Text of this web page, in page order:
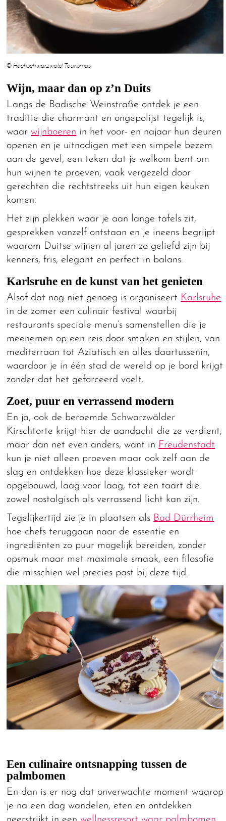
© Hochschwarzwald Tourismus
Wijn, maar dan op z’n Duits
Langs de Badische Weinstraße ontdek je een
traditie die charmant en ongepolijst tegelijk is,
waarwijnboeren in het voor- en najaar hun deuren
openen en je uitnodigen met een simpele bezem
aan de gevel, een teken dat je welkom bent om
hun wijnen te proeven, vaak vergezeld door
gerechten die rechtstreeks uit hun eigen keuken
komen.
Het zijn plekken waar je aan lange tafels zit,
gesprekken vanzelf ontstaan en je ineens begrijpt
waarom Duitse wijnen al jaren zo geliefd zijn bij
kenners, fris, elegant en perfect in balans.
Karlsruhe en de kunst van het genieten
Alsof dat nog niet genoeg is organiseert Karlsruhe
in de zomer een culinair festival waarbij
restaurants speciale menu’s samenstellen die je
meenemen op een reis door smaken en stijlen, van
mediterraan tot Aziatisch en alles daartussenin,
waardoor je in één stad de wereld op je bord krijgt
zonder dat het geforceerd voelt.
Zoet, puur en verrassend modern
En ja, ook de beroemde Schwarzwälder
Kirschtorte krijgt hier de aandacht die ze verdient,
maar dan net even anders, want in Freudenstadt
kun je niet alleen proeven maar ook zelf aan de
slag en ontdekken hoe deze klassieker wordt
opgebouwd, laag voor laag, tot een taart die
zowel nostalgisch als verrassend licht kan zijn.
Tegelijkertijd zie je in plaatsen als Bad Dürrheim
hoe chefs teruggaan naar de essentie en
ingrediënten zo puur mogelijk bereiden, zonder
opsmuk maar met maximale smaak, een filosofie
die misschien wel precies past bij deze tijd.
Een culinaire ontsnapping tussen de
palmbomen
En dan is er nog dat onverwachte moment waarop
je na een dag wandelen, eten en ontdekken